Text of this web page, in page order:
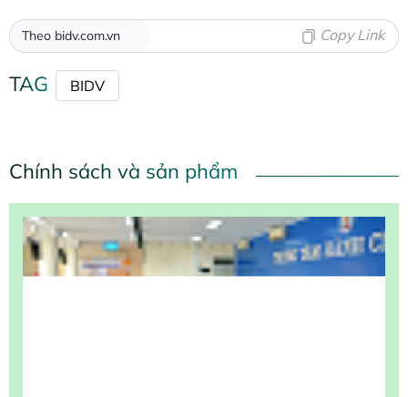
Theo bidv.com.vn Copy Link
TAG BIDV
Chính sách và sản phẩm